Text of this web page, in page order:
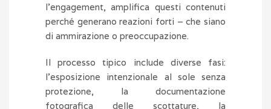
l’engagement, amplifica questi contenuti
perché generano reazioni forti – che siano
di ammirazione o preoccupazione.
Il processo tipico include diverse fasi:
l’esposizione intenzionale al sole senza
protezione, la documentazione
fotografica delle scottature, la